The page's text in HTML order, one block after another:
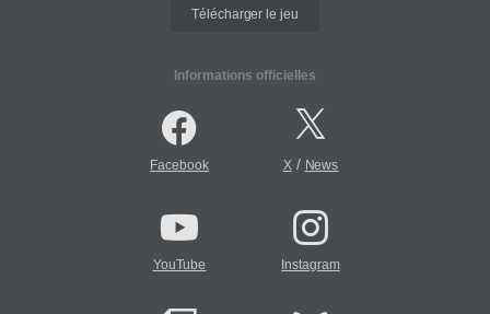
Télécharger le jeu
Informations officielles
Facebook X/ News
YouTube Instagram